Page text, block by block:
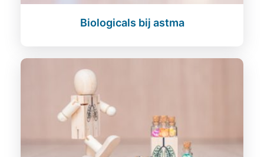
Biologicals bij astma